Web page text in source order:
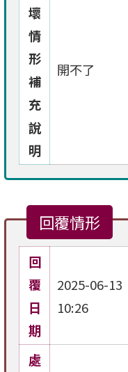
壞
情
形
補
充
說
明
開不了
回覆情形
回
覆
日
期
2025-06-13
10:26
處